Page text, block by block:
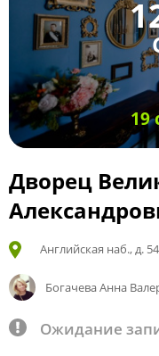
19
Дворец
Английская наб., д. 54
Богачева Анна
Ожидание